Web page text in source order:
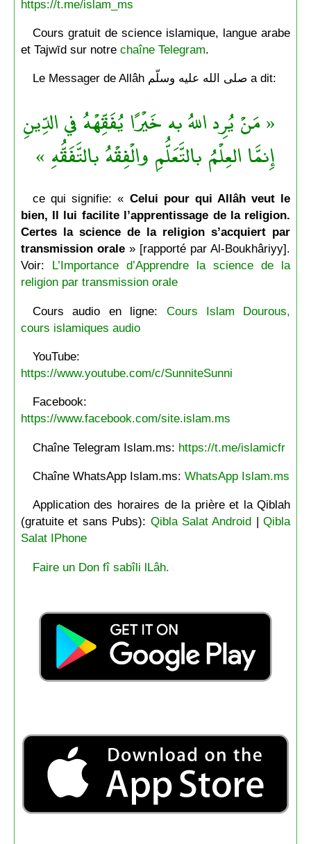
https://t.me/islam_ms
Cours gratuit de science islamique, langue arabe
et Tajwīd sur notre chaîne Telegram.
Le Messager de Allâh صلى الله عليه وسلّم a dit:
« مَنْ يُرِد اللهُ به خَيْرًا يُفَقِّهْهُ في الدِّينِ
إِنمَّا العِلْمُ بالتَّعَلُّمِ والْفِقْهُ بالتَّفَقُّهِ »
ce qui signifie: « Celui pour qui Allâh veut le
bien, Il lui facilite l’apprentissage de la religion.
Certes la science de la religion s’acquiert par
transmission orale» [rapporté par Al-Boukhâriyy].
Voir: L’Importance d’Apprendre la science de la
religion par transmission orale
Cours audio en ligne: Cours Islam Dourous,
cours islamiques audio
YouTube:
https://www.youtube.com/c/SunniteSunni
Facebook:
https://www.facebook.com/site.islam.ms
Chaîne Telegram Islam.ms: https://t.me/islamicfr
Chaîne WhatsApp Islam.ms: WhatsApp Islam.ms
Application des horaires de la prière et la Qiblah
(gratuite et sans Pubs): Qibla Salat Android |Qibla
Salat IPhone
Faire un Don fî sabîli lLâh.